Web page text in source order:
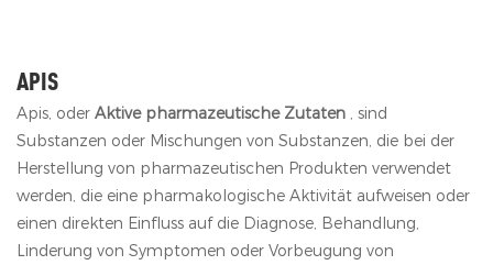
APIS
Apis, oder Aktive pharmazeutische Zutaten , sind
Substanzen oder Mischungen von Substanzen, die bei der
Herstellung von pharmazeutischen Produkten verwendet
werden, die eine pharmakologische Aktivität aufweisen oder
einen direkten Einfluss auf die Diagnose, Behandlung,
Linderung von Symptomen oder Vorbeugung von